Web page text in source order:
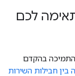
לכם
בהקדם
בין חבילות השירות